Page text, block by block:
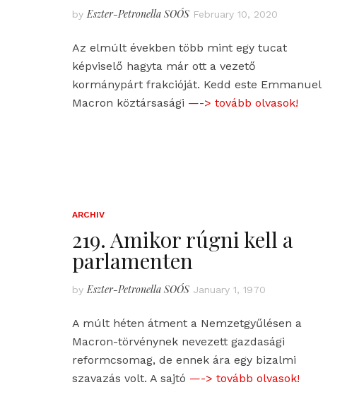
by Eszter-Petronella SOÓS February 10, 2020
Az elmúlt években több mint egy tucat
képviselő hagyta már ott a vezető
kormánypárt frakcióját. Kedd este Emmanuel
Macron köztársasági —-> tovább olvasok!
ARCHIV
219. Amikor rúgni kell a
parlamenten
by Eszter-Petronella SOÓS January 1, 1970
A múlt héten átment a Nemzetgyűlésen a
Macron-törvénynek nevezett gazdasági
reformcsomag, de ennek ára egy bizalmi
szavazás volt. A sajtó —-> tovább olvasok!